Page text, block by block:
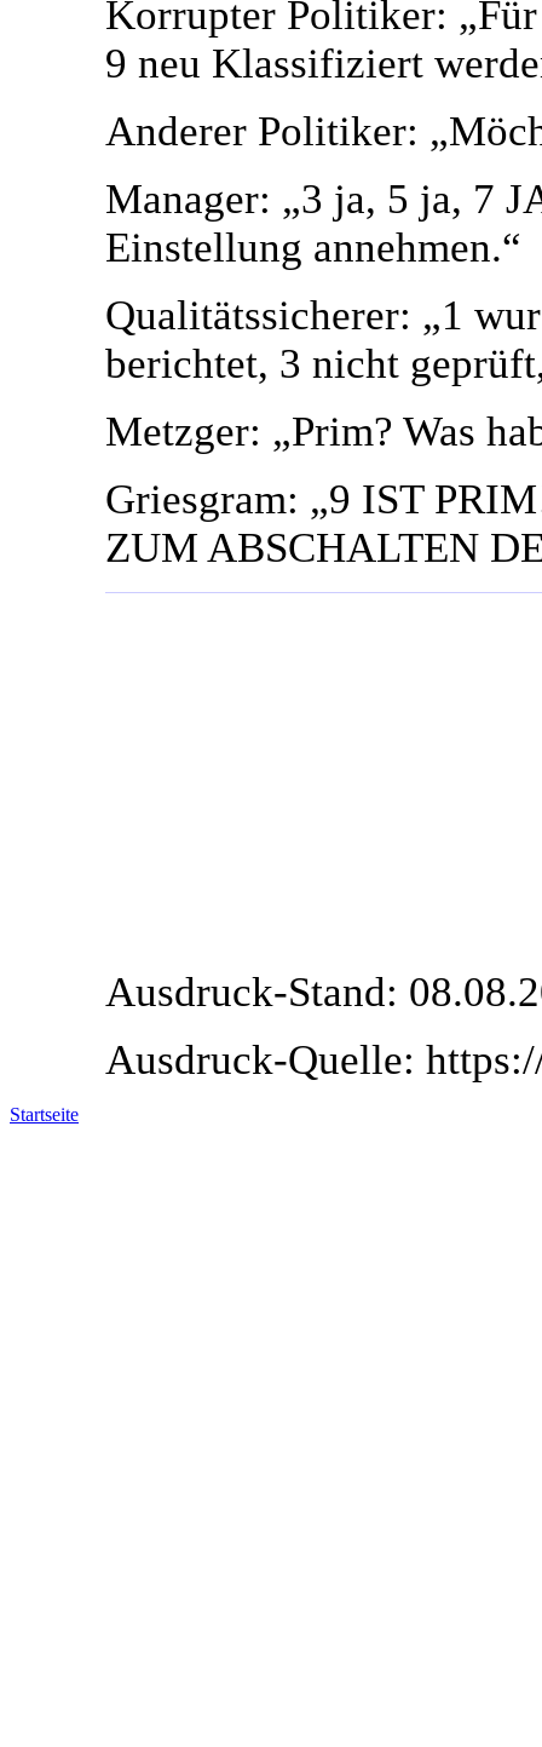
Korrupter Politiker: „Für
9 neu Klassifiziert
Anderer Politiker:
Manager: „3 ja, 5 ja, 7
Einstellung annehmen.“
Qualitätssicherer: „1
berichtet, 3 nicht
Metzger: „Prim? Was
Griesgram: „9 IST
ZUM ABSCHALTEN
Ausdruck-Stand:
Ausdruck-Quelle:
Startseite